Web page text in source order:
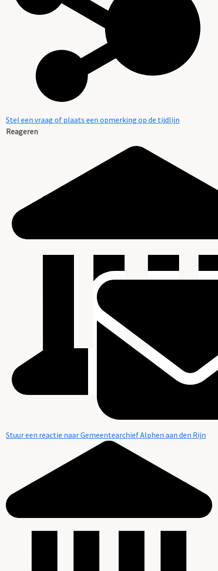
Stel een vraag of plaats een opmerking op de tijdlijn
Reageren
Stuur een reactie naar Gemeentearchief Alphen aan den Rijn